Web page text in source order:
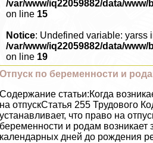
/var/www/iq22059882/data/
on line 15
Notice: Undefined variable: yarss
/var/www/iq22059882/data/
on line 19
Отпуск по беременности и
Содержание статьи:Когда
на отпускСтатья 255 Трудового
устанавливает, что право на
беременности и родам возникает
календарных дней до рождения